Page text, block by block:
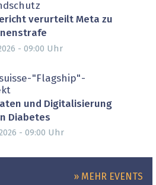
verurteilt Meta zu
- 09:00 Uhr
"Flagship"-
und Digitalisierung
Diabetes
- 09:00 Uhr
» MEHR EVENTS